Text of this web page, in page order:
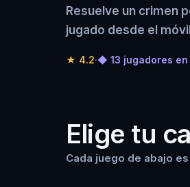
Resuelve un crimen
jugado desde el
★ 4.2·◆ 13 jugadores en
Elige tu
Cada juego de abajo